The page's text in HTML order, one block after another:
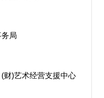
局
财)艺术经营支援中心